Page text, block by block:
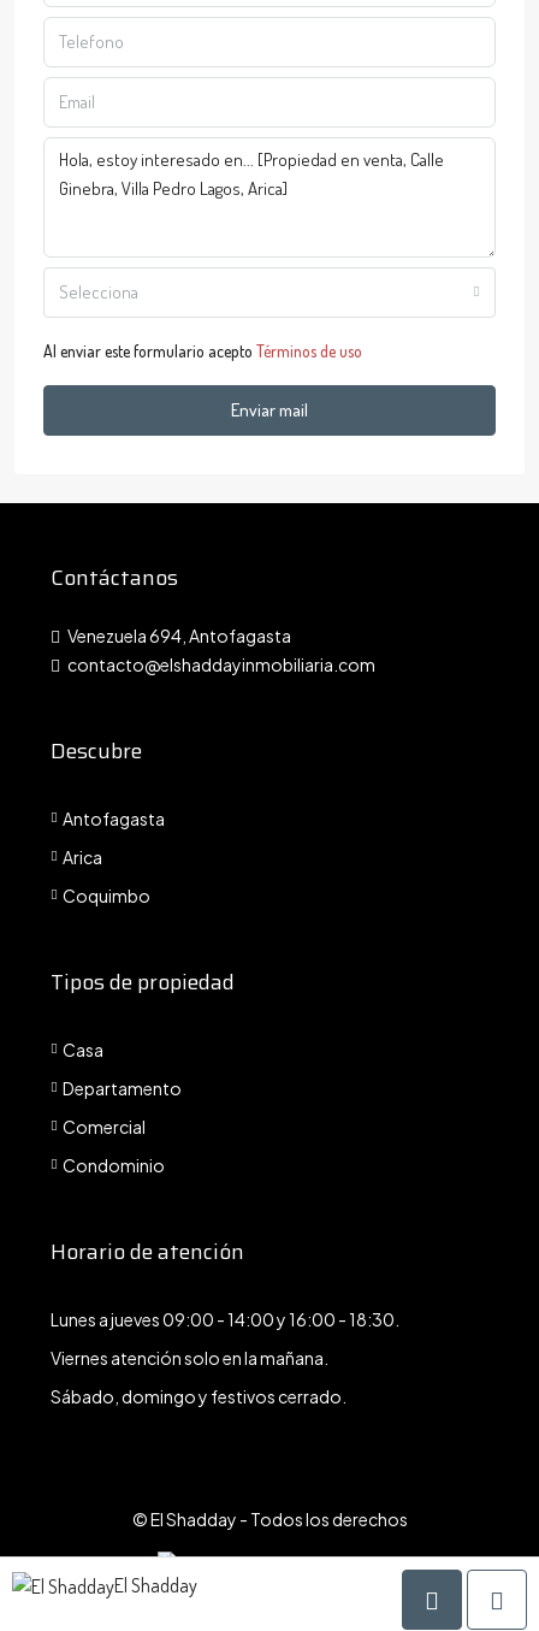
Selecciona
Al enviar este formulario acepto Términos de uso
Enviar mail
El Shadday
Contáctanos
Venezuela 694, Antofagasta
contacto@elshaddayinmobiliaria.com
Descubre
Antofagasta
Arica
Coquimbo
Tipos de propiedad
Casa
Departamento
Comercial
Condominio
Horario de atención
Lunes a jueves 09:00 - 14:00 y 16:00 - 18:30.
Viernes atención solo en la mañana.
Sábado, domingo y festivos cerrado.
© El Shadday - Todos los derechos